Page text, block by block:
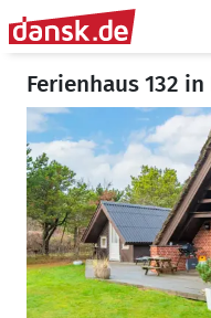
Ferienhaus 132